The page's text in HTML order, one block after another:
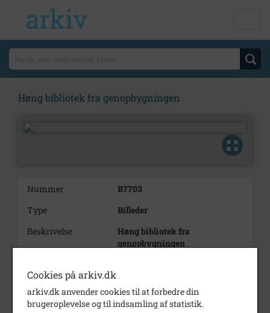
Høng bibliotek fra genopbygningen
Nummer
B7703
Type
Billeder
Beskrivelse
Høng bibliotek fra
genopbygningen
Dateringsnote
1987
Fotograf
Ukendt
Cookies på arkiv.dk
arkiv.dk anvender cookies til at forbedre din
brugeroplevelse og til indsamling af statistik.